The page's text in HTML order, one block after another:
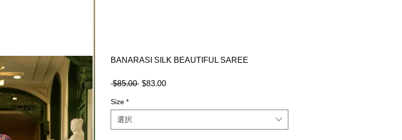
BANARASI SILK BEAUTIFUL SAREE
$85.00 通$83.00セ
Size *
選択